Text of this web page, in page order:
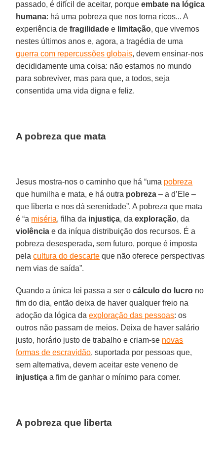
passado, é difícil de aceitar, porqueembate na lógica
humana: há uma pobreza que nos torna ricos... A
experiência defragilidade e limitação, que vivemos
nestes últimos anos e, agora, a tragédia de uma
guerra com repercussões globais, devem ensinar-nos
decididamente uma coisa: não estamos no mundo
para sobreviver, mas para que, a todos, seja
consentida uma vida digna e feliz.
A pobreza que mata
Jesus mostra-nos o caminho que há “uma pobreza
que humilha e mata, e há outra pobreza – a d’Ele –
que liberta e nos dá serenidade”. A pobreza que mata
é “a miséria, filha da injustiça, daexploração, da
violência e da iníqua distribuição dos recursos. É a
pobreza desesperada, sem futuro, porque é imposta
pelacultura do descarte que não oferece perspectivas
nem vias de saída”.
Quando a única lei passa a ser ocálculo do lucro no
fim do dia, então deixa de haver qualquer freio na
adoção da lógica daexploração das pessoas: os
outros não passam de meios. Deixa de haver salário
justo, horário justo de trabalho e criam-se novas
formas de escravidão, suportada por pessoas que,
sem alternativa, devem aceitar este veneno de
injustiça a fim de ganhar o mínimo para comer.
A pobreza que liberta